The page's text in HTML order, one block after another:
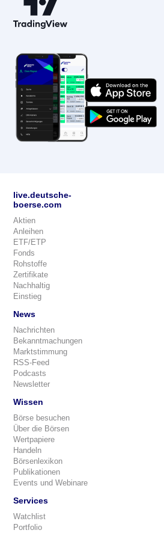
live.deutsche-
boerse.com
Aktien
Anleihen
ETF/ETP
Fonds
Rohstoffe
Zertifikate
Nachhaltig
Einstieg
News
Nachrichten
Bekanntmachungen
Marktstimmung
RSS-Feed
Podcasts
Newsletter
Wissen
Börse besuchen
Über die Börsen
Wertpapiere
Handeln
Börsenlexikon
Publikationen
Events und Webinare
Services
Watchlist
Portfolio